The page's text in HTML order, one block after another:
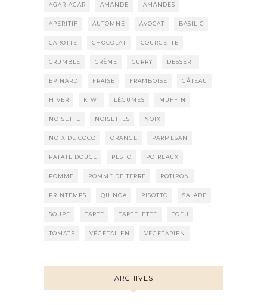
AGAR-AGAR AMANDE AMANDES
APÉRITIF AUTOMNE AVOCAT BASILIC
CAROTTE CHOCOLAT COURGETTE
CRUMBLE CRÈME CURRY DESSERT
EPINARD FRAISE FRAMBOISE GÂTEAU
HIVER KIWI LÉGUMES MUFFIN
NOISETTE NOISETTES NOIX
NOIX DE COCO ORANGE PARMESAN
PATATE DOUCE PESTO POIREAUX
POMME POMME DE TERRE POTIRON
PRINTEMPS QUINOA RISOTTO SALADE
SOUPE TARTE TARTELETTE TOFU
TOMATE VÉGÉTALIEN VÉGÉTARIEN
ARCHIVES